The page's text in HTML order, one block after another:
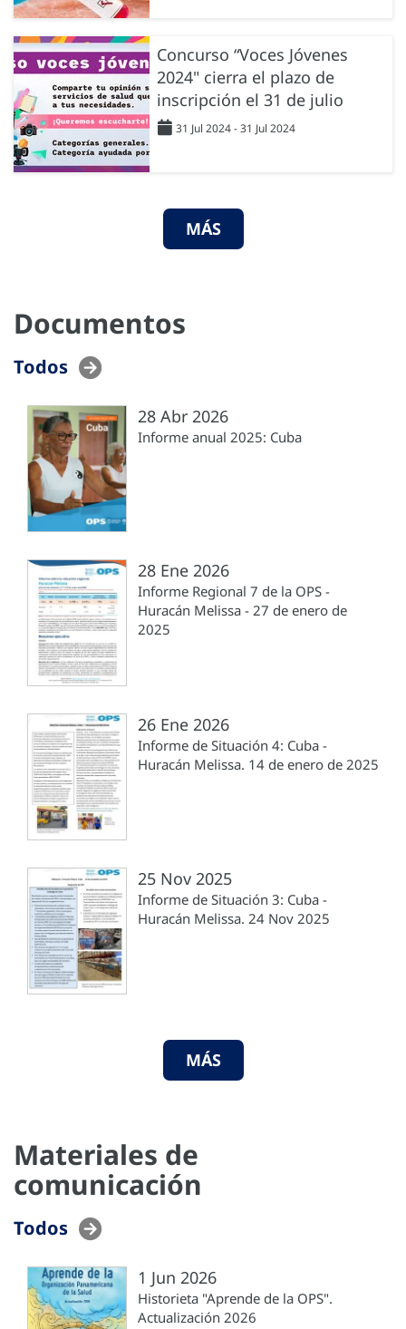
Concurso “Voces Jóvenes
2024" cierra el plazo de
inscripción el 31 de julio
31 Jul 2024 - 31 Jul 2024
MÁS
Documentos
Todos
28 Abr 2026
Informe anual 2025: Cuba
28 Ene 2026
Informe Regional 7 de la OPS -
Huracán Melissa - 27 de enero de
2025
26 Ene 2026
Informe de Situación 4: Cuba -
Huracán Melissa. 14 de enero de 2025
25 Nov 2025
Informe de Situación 3: Cuba -
Huracán Melissa. 24 Nov 2025
MÁS
Materiales de
comunicación
Todos
1 Jun 2026
Historieta "Aprende de la OPS".
Actualización 2026